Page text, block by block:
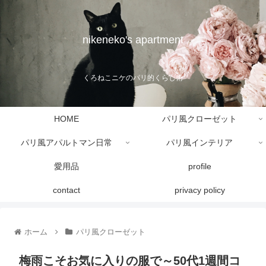
nikeneko's apartment
くろねこニケのパリ的くらし術
HOME パリ風クローゼット
パリ風アパルトマン日常 パリ風インテリア
愛用品 profile
contact privacy policy
ホーム パリ風クローゼット
梅雨こそお気に入りの服で～50代1週間コ